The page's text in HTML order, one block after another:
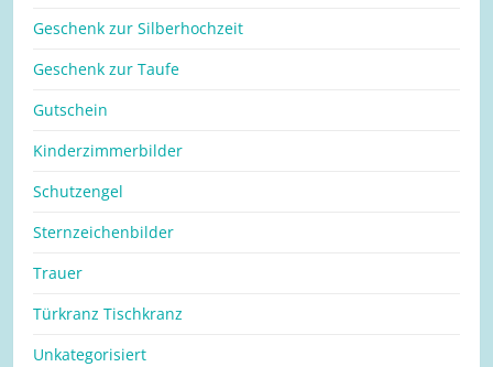
Geschenk zur Silberhochzeit
Geschenk zur Taufe
Gutschein
Kinderzimmerbilder
Schutzengel
Sternzeichenbilder
Trauer
Türkranz Tischkranz
Unkategorisiert